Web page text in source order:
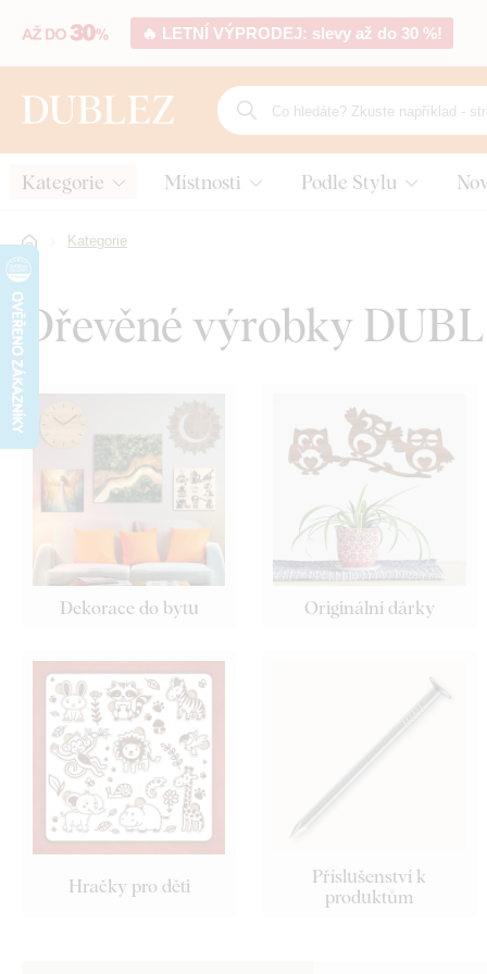
🔥 LETNÍ VÝPRODEJ: slevy až do 30 %!
Kategorie Místnosti Podle Stylu
Kategorie
Dřevěné výrobky
Dekorace do bytu Originální dárky
Hračky pro děti
Příslušenství k
produktům